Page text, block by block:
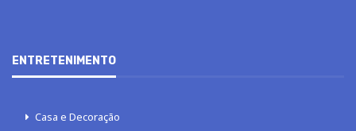
ENTRETENIMENTO
Casa e Decoração